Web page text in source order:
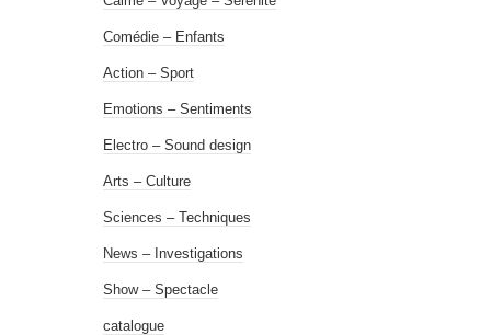
Comédie – Enfants
Action – Sport
Emotions – Sentiments
Electro – Sound design
Arts – Culture
Sciences – Techniques
News – Investigations
Show – Spectacle
catalogue